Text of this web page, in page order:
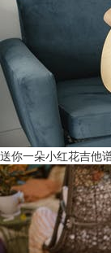
送你一朵小红花吉他